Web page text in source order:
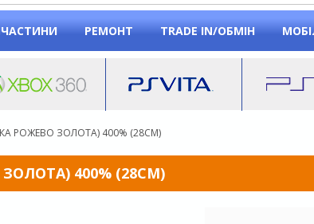
РЕМОНТ TRADE IN/ОБМІН
РОЖЕВО ЗОЛОТА) 400% (28СМ)
ЗОЛОТА) 400% (28СМ)